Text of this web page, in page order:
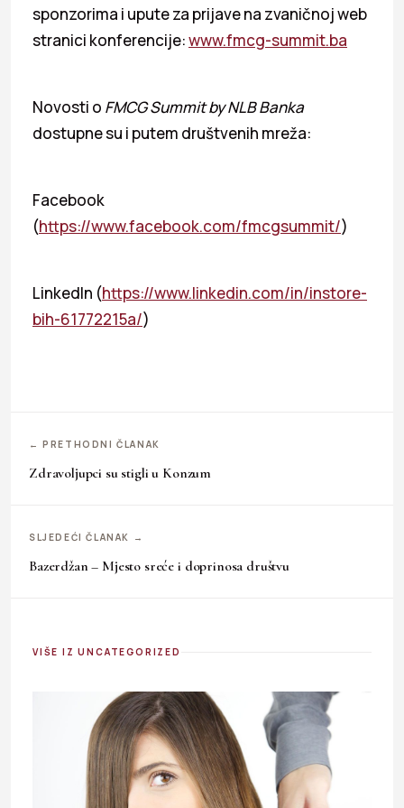
sponzorima i upute za prijave na zvaničnoj web
stranici konferencije:www.fmcg-summit.ba
Novosti o FMCG Summit by NLB Banka
dostupne su i putem društvenih mreža:
Facebook
(https://www.facebook.com/fmcgsummit/)
LinkedIn (https://www.linkedin.com/in/instore-
bih-61772215a/)
← PRETHODNI ČLANAK
Zdravoljupci su stigli u Konzum
SLJEDEĆI ČLANAK →
Bazerdžan – Mjesto sreće i doprinosa društvu
VIŠE IZ UNCATEGORIZED